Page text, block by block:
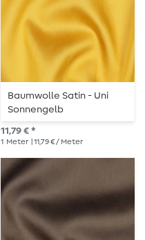
Baumwolle Satin - Uni
Sonnengelb
11,79 € *
1 Meter | 11,79 € / Meter